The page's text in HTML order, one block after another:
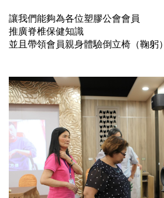
讓我們能夠為各位塑膠公會會員
推廣脊椎保健知識
並且帶領會員親身體驗倒立椅（鞠躬）